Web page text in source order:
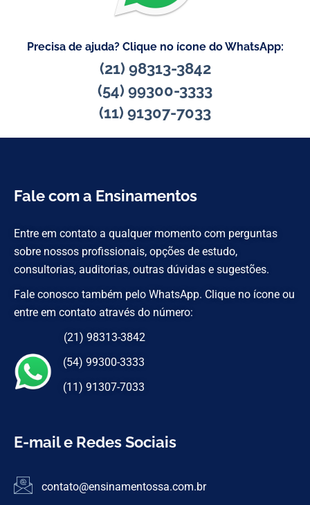
Precisa de ajuda? Clique no ícone do WhatsApp:
(21) 98313-3842
(54) 99300-3333
(11) 91307-7033
Fale com a Ensinamentos
Entre em contato a qualquer momento com perguntas
sobre nossos profissionais, opções de estudo,
consultorias, auditorias, outras dúvidas e sugestões.
Fale conosco também pelo WhatsApp. Clique no ícone ou
entre em contato através do número:
(21) 98313-3842
(54) 99300-3333
(11) 91307-7033
E-mail e Redes Sociais
contato@ensinamentossa.com.br